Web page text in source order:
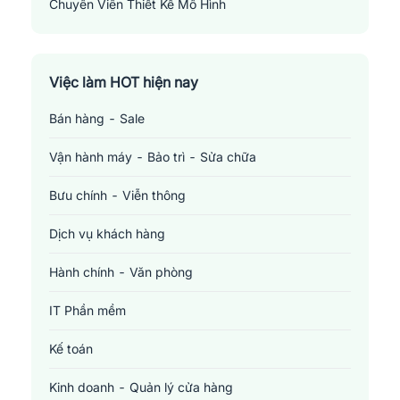
Chuyên Viên Thiết Kế Mô Hình
Việc làm HOT hiện nay
Bán hàng - Sale
Vận hành máy - Bảo trì - Sửa chữa
Bưu chính - Viễn thông
Dịch vụ khách hàng
Hành chính - Văn phòng
IT Phần mềm
Kế toán
Kinh doanh - Quản lý cửa hàng